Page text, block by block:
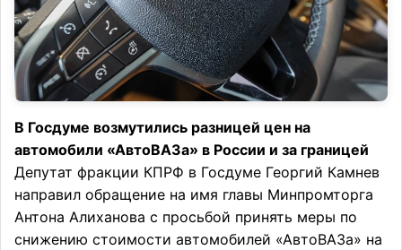
В Госдуме возмутились разницей цен на
автомобили «АвтоВАЗа» в России и за границей
Депутат фракции КПРФ в Госдуме Георгий Камнев
направил обращение на имя главы Минпромторга
Антона Алиханова с просьбой принять меры по
снижению стоимости автомобилей «АвтоВАЗа» на